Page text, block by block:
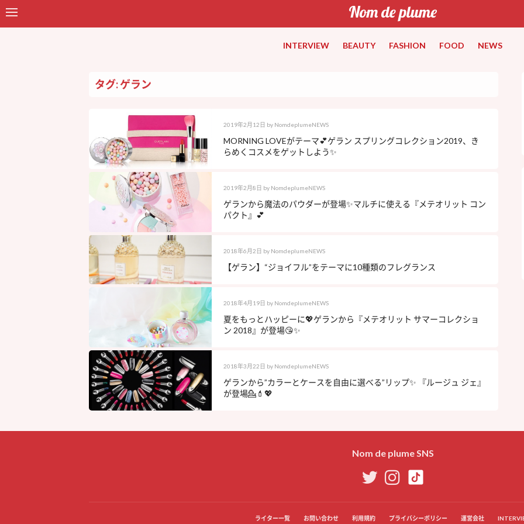
INTERVIEW BEAUTY FASHION FOOD NEWS
タグ: ゲラン
2019年2月12日 by NomdeplumeNEWS
MORNING LOVEがテーマ💕ゲラン スプリングコレクション2019、き
らめくコスメをゲットしよう✨
2019年2月8日 by NomdeplumeNEWS
ゲランから魔法のパウダーが登場✨マルチに使える『メテオリット コン
パクト』💕
2018年6月2日 by NomdeplumeNEWS
【ゲラン】“ジョイフル”をテーマに10種類のフレグランス
2018年4月19日 by NomdeplumeNEWS
夏をもっとハッピーに💖ゲランから『メテオリット サマーコレクショ
ン 2018』が登場😘✨
2018年3月22日 by NomdeplumeNEWS
ゲランから”カラーとケースを自由に選べる”リップ✨ 『ルージュ ジェ』
が登場💁💄💖
Nom de plume SNS
ライター一覧 お問い合わせ 利用規約 プライバシーポリシー 運営会社